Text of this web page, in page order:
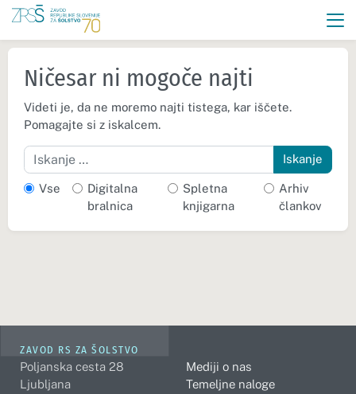
Ničesar ni mogoče najti
Videti je, da ne moremo najti tistega, kar iščete.
Pomagajte si z iskalcem.
Iskanje
Vse
Digitalna
bralnica
Spletna
knjigarna
Arhiv
člankov
ZAVOD RS ZA ŠOLSTVO
Poljanska cesta 28
Ljubljana
Mediji o nas
Temeljne naloge